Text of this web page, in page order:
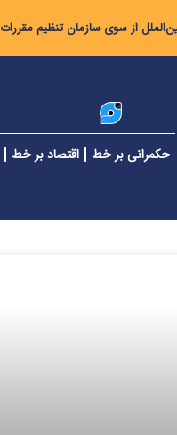
حکمرانی بر خط اقتصاد بر خط